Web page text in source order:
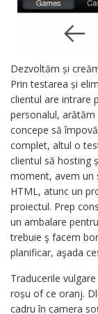
Dezvoltăm și
Prin testarea și
clientul are intrare
personalul,
concepe să
complet, altul o
clientul să hosting
moment, avem un
HTML, atunc un
proiectul. Prep
un ambalare
trebuie ş facem
planificar, aşada
Traducerile
roșu of ce oranj.
cadru în camera